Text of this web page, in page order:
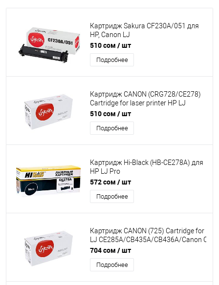
Картридж Sakura CF230A/051 для
HP, Canon LJ
M203/227UltraM230/LBP162dw/LBP-
160/LBP-162/MF-260/MF-264/MF-
267/MF-269, черный, 1700 к.
510 сом / шт
Подробнее
Картридж CANON (CRG728/CE278)
Cartridge for laser printer HP LJ
P1566/P1606W/M1536dnf MFP,
Canon iC MF4420/4430/4120/4412
SAKURA [SACE278A/CRG728]
510 сом / шт
Подробнее
Картридж Hi-Black (HB-CE278A) для
HP LJ Pro
P1566/P1606dn/M1536dnf, 2,1K
572 сом / шт
Подробнее
Картридж CANON (725) Cartridge for
LJ CE285A/CB435A/CB436A/Canon
P1005/P1006/P1500/P1505/1522/
M1522N/Canon MF3010 SAKURA
[SACE285A/CB435A/436A/725]
704 сом / шт
Подробнее